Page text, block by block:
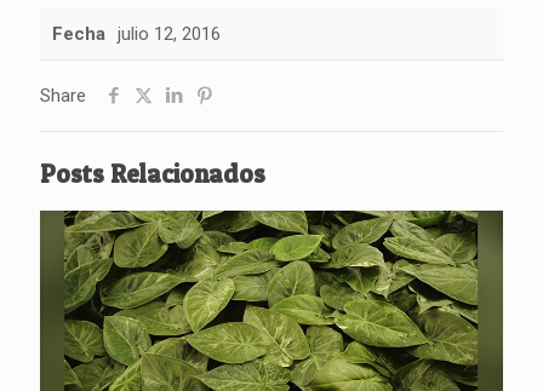
Fecha julio 12, 2016
Share
Posts Relacionados